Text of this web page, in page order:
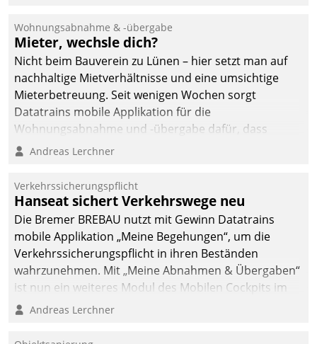
Wohnungsabnahme & -übergabe
Mieter, wechsle dich?
Nicht beim Bauverein zu Lünen – hier setzt man auf
nachhaltige Mietverhältnisse und eine umsichtige
Mieterbetreuung. Seit wenigen Wochen sorgt
Datatrains mobile Applikation für die
Wohnungsabnahme und -übergabe dafür, dass
Mieter wohlgeordnet kommen und, so es sein muss,
Andreas Lerchner
Verkehrssicherungspflicht
Hanseat sichert Verkehrswege neu
Die Bremer BREBAU nutzt mit Gewinn Datatrains
mobile Applikation „Meine Begehungen“, um die
Verkehrssicherungspflicht in ihren Beständen
wahrzunehmen. Mit „Meine Abnahmen & Übergaben“
ist nun ein weiteres Modul des Mobilen Cockpits im
Einsatz.
Andreas Lerchner